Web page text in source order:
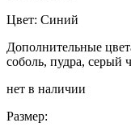
Цвет: Синий
Дополнительные
соболь, пудра, серый
нет в наличии
Размер: